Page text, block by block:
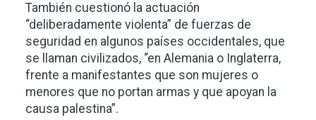
También cuestionó la actuación
“deliberadamente violenta” de fuerzas de
seguridad en algunos países occidentales, que
se llaman civilizados, “en Alemania o Inglaterra,
frente a manifestantes que son mujeres o
menores que no portan armas y que apoyan la
causa palestina”.